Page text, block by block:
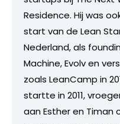
Residence. Hij was
start van de Lean
Nederland, als
Machine, Evolv en
zoals LeanCamp in
startte in 2011,
aan Esther en Timan